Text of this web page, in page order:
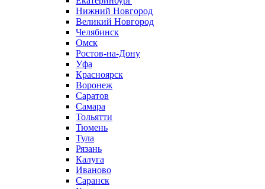
Нижний Новгород
Великий Новгород
Челябинск
Омск
Ростов-на-Дону
Уфа
Красноярск
Воронеж
Саратов
Самара
Тольятти
Тюмень
Тула
Рязань
Калуга
Иваново
Саранск